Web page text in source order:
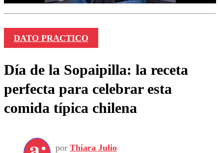
DATO PRACTICO
Día de la Sopaipilla: la receta
perfecta para celebrar esta
comida típica chilena
por Thiara Julio